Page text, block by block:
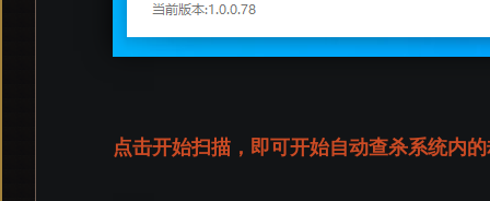
点击开始扫描，即可开始自动查杀系统内